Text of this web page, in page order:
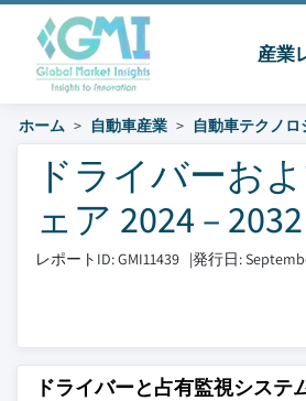
産業
ホーム 自動車産業 自動車テクノロ
ドライバーお
ェア 2024 – 2032
レポートID: GMI11439 |発行日:
ドライバーと占有監視システ